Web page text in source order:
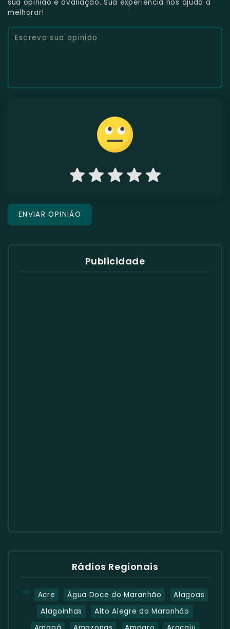
sua opinião e avaliação. Sua experiência nos ajuda a
melhorar!
Publicidade
Rádios Regionais
Acre Água Doce do Maranhão
Alagoas
Alagoinhas
Alto Alegre do Maranhão